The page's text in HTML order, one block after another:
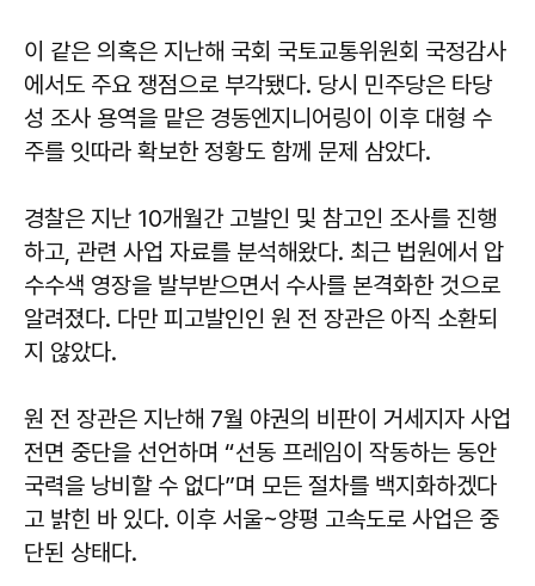
이 같은 의혹은 지난해 국회 국토교통위원회 국정감사
에서도 주요 쟁점으로 부각됐다. 당시 민주당은 타당
성 조사 용역을 맡은 경동엔지니어링이 이후 대형 수
주를 잇따라 확보한 정황도 함께 문제 삼았다.
경찰은 지난 10개월간 고발인 및 참고인 조사를 진행
하고, 관련 사업 자료를 분석해왔다. 최근 법원에서 압
수수색 영장을 발부받으면서 수사를 본격화한 것으로
알려졌다. 다만 피고발인인 원 전 장관은 아직 소환되
지 않았다.
원 전 장관은 지난해 7월 야권의 비판이 거세지자 사업
전면 중단을 선언하며 “선동 프레임이 작동하는 동안
국력을 낭비할 수 없다”며 모든 절차를 백지화하겠다
고 밝힌 바 있다. 이후 서울~양평 고속도로 사업은 중
단된 상태다.